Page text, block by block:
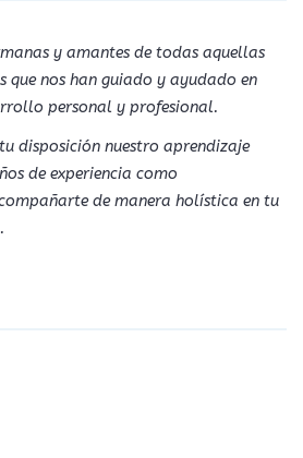
y amantes de todas aquellas
que nos han guiado y ayudado en
personal y profesional.
disposición nuestro aprendizaje
de experiencia como
de manera holística en tu